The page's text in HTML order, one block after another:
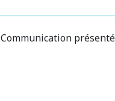
Communication